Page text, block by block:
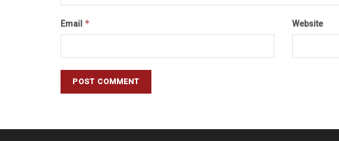
Email * Website